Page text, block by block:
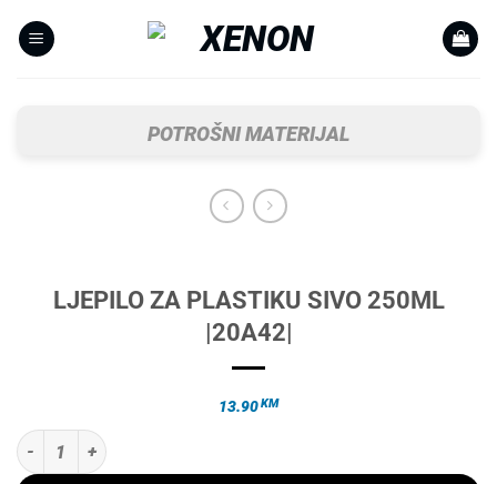
POTROŠNI MATERIJAL
LJEPILO ZA PLASTIKU SIVO 250ML
|20A42|
13.90KM
LJEPILO ZA PLASTIKU SIVO 250ML |20A42| količina